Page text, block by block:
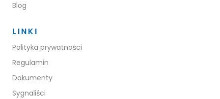
Blog
LINKI
Polityka prywatności
Regulamin
Dokumenty
Sygnaliści